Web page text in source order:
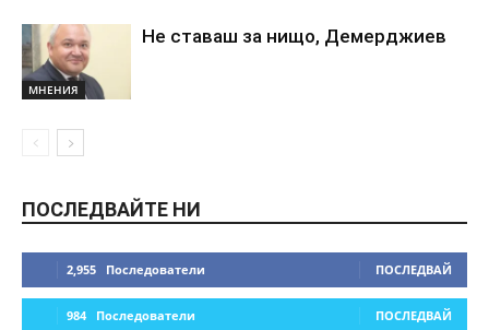
МНЕНИЯ
Не ставаш за нищо, Демерджиев
ПОСЛЕДВАЙТЕ НИ
2,955 Последователи ПОСЛЕДВАЙ
984 Последователи ПОСЛЕДВАЙ